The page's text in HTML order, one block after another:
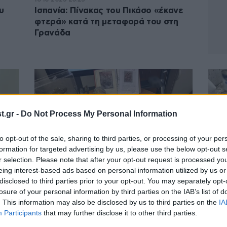
- Do Not Process My Personal Information
opt-out of the sale, sharing to third parties, or processing of your
for targeted advertising by us, please use the below opt-out
selection. Please note that after your opt-out request is processed
interest-based ads based on personal information utilized by us
to third parties prior to your opt-out. You may separately
of your personal information by third parties on the IAB’s list of
This information may also be disclosed by us to third parties on the
Participants that may further disclose it to other third parties.
Ισπανία: Πίνακας του Πικάσο «έκανε
φτερά» κατά τη μεταφορά του στη
Γρανάδα
13·06·2025 14:30
Αντιμέτωποι με βαριά κακουργήματα
θα απολογηθούν οι κατηγορούμενοι
που προσπάθησαν να πουλήσουν τον
Ο
το